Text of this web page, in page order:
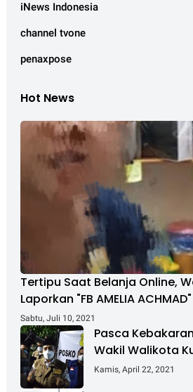
iNews Indonesia
channel tvone
penaxpose
Hot News
Tertipu Saat Belanja Online,
Laporkan "FB AMELIA ACHMAD"
Sabtu, Juli 10, 2021
Pasca
Wakil Walikota
Kebakaran Dan
Kamis, April 22, 2021